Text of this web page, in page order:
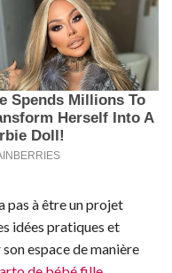
pas à être un projet
idées pratiques et
espace de manière